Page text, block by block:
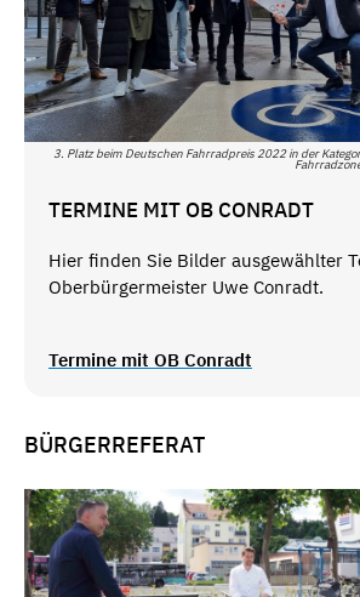
3. Platz beim Deutschen Fahrradpreis 2022 in der
TERMINE MIT OB CONRADT
Hier finden Sie Bilder ausgewählter
Oberbürgermeister Uwe Conradt.
Termine mit OB Conradt
BÜRGERREFERAT